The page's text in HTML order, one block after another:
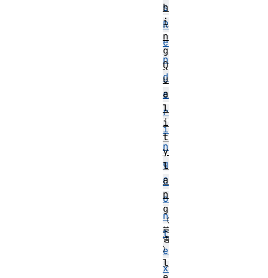
s
R
e
n
d
e
r
i
n
g
C
o
n
t
e
x
h
i
n
g
Q
u
a
l
i
t
y
l
a
n
g
l